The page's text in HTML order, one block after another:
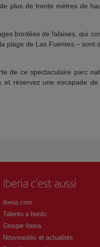
plus de trente mètres de
bordées de falaises, qui
de Las Fuentes – sont
de ce spectaculaire parc
réservez une escapade
Iberia c'est aussi
iberia.com
Talento a bordo
Groupe Iberia
Nouveautés et actualités